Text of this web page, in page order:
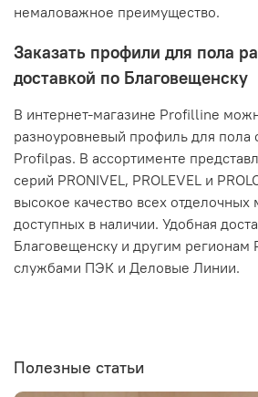
немаловажное преимущество.
Заказать профили для пола
доставкой по Благовещенску
В интернет-магазине Profilline
разноуровневый профиль для пола
Profilpas. В ассортименте
серий PRONIVEL, PROLEVEL и
высокое качество всех отделочных
доступных в наличии. Удобная
Благовещенску и другим регионам
службами ПЭК и Деловые Линии.
Полезные статьи